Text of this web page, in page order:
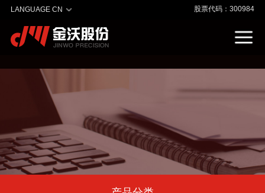
LANGUAGE CN 股票代码：300984